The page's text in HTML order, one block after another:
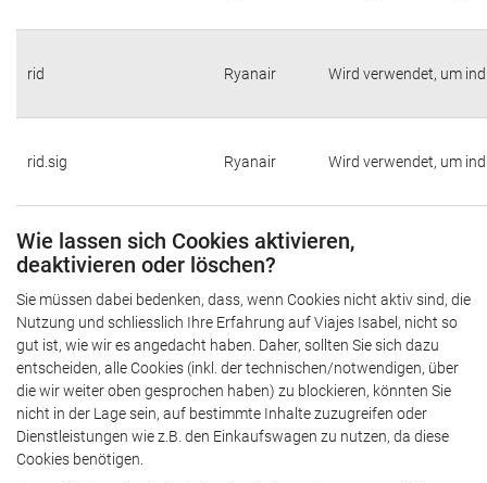
rid Ryanair Wird verwendet, um
rid.sig Ryanair Wird verwendet, um
Wie lassen sich Cookies aktivieren,
deaktivieren oder löschen?
Sie müssen dabei bedenken, dass, wenn Cookies nicht aktiv sind, die
Nutzung und schliesslich Ihre Erfahrung auf Viajes Isabel, nicht so
gut ist, wie wir es angedacht haben. Daher, sollten Sie sich dazu
entscheiden, alle Cookies (inkl. der technischen/notwendigen, über
die wir weiter oben gesprochen haben) zu blockieren, könnten Sie
nicht in der Lage sein, auf bestimmte Inhalte zuzugreifen oder
Dienstleistungen wie z.B. den Einkaufswagen zu nutzen, da diese
Cookies benötigen.